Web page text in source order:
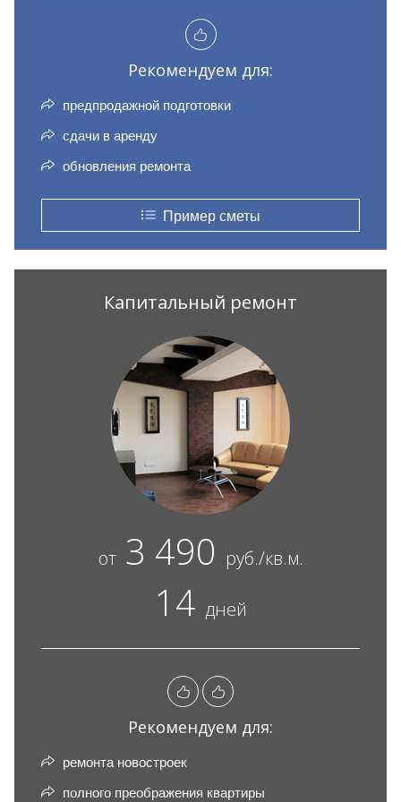
Рекомендуем для:
предпродажной подготовки
сдачи в аренду
обновления ремонта
Пример сметы
Капитальный ремонт
от3 490 руб./кв.м.
14 дней
Рекомендуем для:
ремонта новостроек
полного преображения квартиры